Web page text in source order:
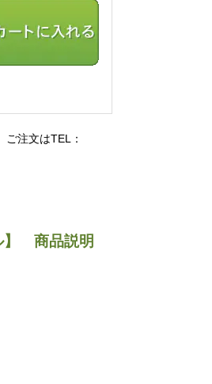
ご注文はTEL：
】 商品説明